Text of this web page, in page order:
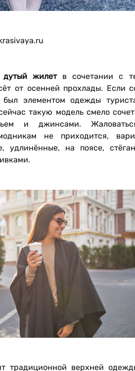
дутый жилет в сочетании с
от осенней прохлады. Если
был элементом одежды
такую модель смело
и джинсами.
не приходится,
удлинённые, на поясе,
традиционной верхней